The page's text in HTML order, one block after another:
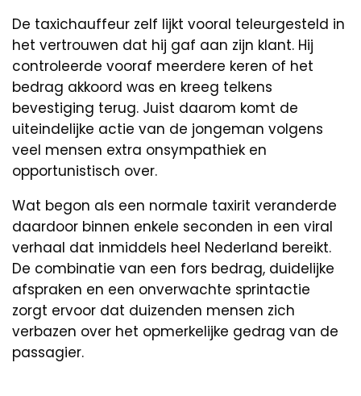
De taxichauffeur zelf lijkt vooral teleurgesteld in
het vertrouwen dat hij gaf aan zijn klant. Hij
controleerde vooraf meerdere keren of het
bedrag akkoord was en kreeg telkens
bevestiging terug. Juist daarom komt de
uiteindelijke actie van de jongeman volgens
veel mensen extra onsympathiek en
opportunistisch over.
Wat begon als een normale taxirit veranderde
daardoor binnen enkele seconden in een viral
verhaal dat inmiddels heel Nederland bereikt.
De combinatie van een fors bedrag, duidelijke
afspraken en een onverwachte sprintactie
zorgt ervoor dat duizenden mensen zich
verbazen over het opmerkelijke gedrag van de
passagier.